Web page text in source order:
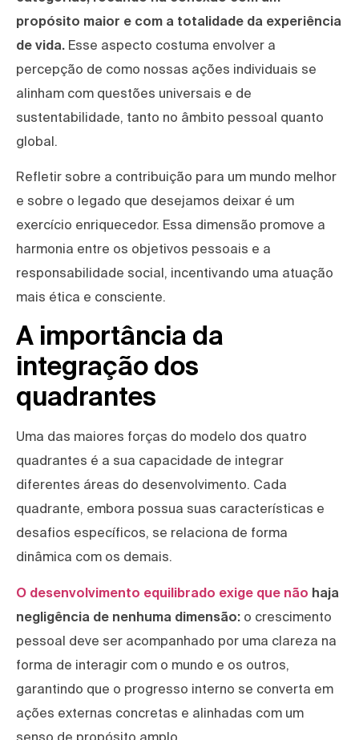
propósito maior e com a totalidade da experiência
de vida. Esse aspecto costuma envolver a
percepção de como nossas ações individuais se
alinham com questões universais e de
sustentabilidade, tanto no âmbito pessoal quanto
global.
Refletir sobre a contribuição para um mundo melhor
e sobre o legado que desejamos deixar é um
exercício enriquecedor. Essa dimensão promove a
harmonia entre os objetivos pessoais e a
responsabilidade social, incentivando uma atuação
mais ética e consciente.
A importância da
integração dos
quadrantes
Uma das maiores forças do modelo dos quatro
quadrantes é a sua capacidade de integrar
diferentes áreas do desenvolvimento. Cada
quadrante, embora possua suas características e
desafios específicos, se relaciona de forma
dinâmica com os demais.
O desenvolvimento equilibrado exige que não haja
negligência de nenhuma dimensão: o crescimento
pessoal deve ser acompanhado por uma clareza na
forma de interagir com o mundo e os outros,
garantindo que o progresso interno se converta em
ações externas concretas e alinhadas com um
senso de propósito amplo.